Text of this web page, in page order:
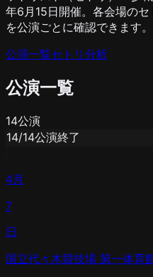
年6月15日開催。各会場の
を公演ごとに確認できます。
公演一覧セトリ分析
公演一覧
14公演
14/14公演終了
4月
7
日
国立代々木競技場 第一体育